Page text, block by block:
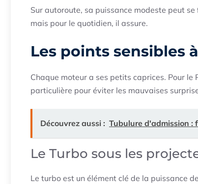
Sur autoroute, sa puissance modeste peut
mais pour le quotidien, il assure.
Les points sensibles
Chaque moteur a ses petits caprices. Pour
particulière pour éviter les mauvaises
Découvrez aussi : Tubulure d'admission :
Le Turbo sous les
Le turbo est un élément clé de la puissance